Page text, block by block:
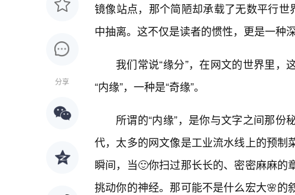
分享
镜像站点，那个简陋却承载了无数平行世
中抽离。这不仅是读者的惯性，更是一种
我们常说“缘分”，在网文的世界里
“内缘”，一种是“奇缘”。
所谓的“内缘”，是你与文字之间那
代，太多的网文像是工业流水线上的预
瞬间，当🙂你扫过那长长的、密密麻麻
挑动你的神经。那可能不是什么宏大🌸